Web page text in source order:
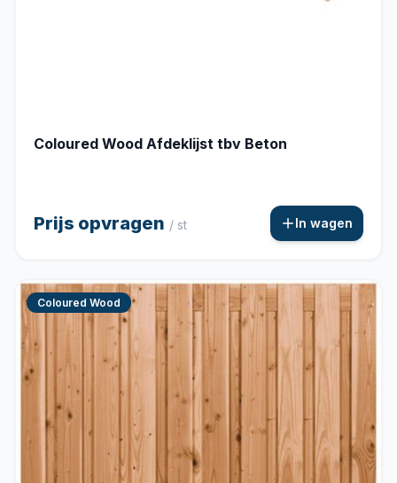
Coloured Wood Afdeklijst tbv Beton
Prijs opvragen / st In wagen
Coloured Wood